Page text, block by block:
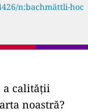
n:bachmättli-hoc
a calității
noastră?